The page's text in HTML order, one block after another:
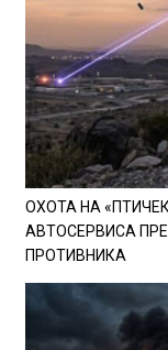
ОХОТА НА
АВТОСЕРВИСА
ПРОТИВНИКА